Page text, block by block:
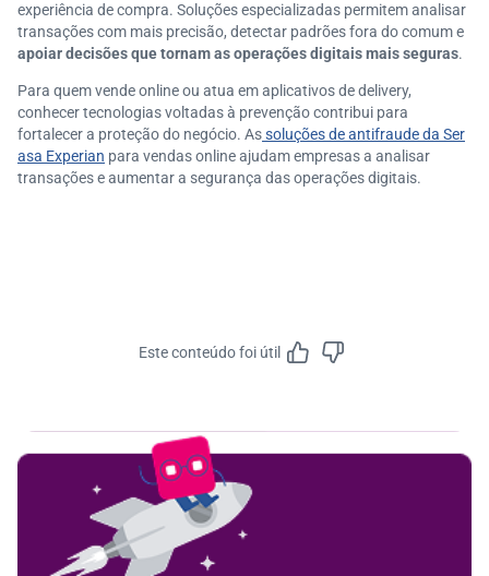
experiência de compra. Soluções especializadas permitem analisar
transações com mais precisão, detectar padrões fora do comum e
apoiar decisões que tornam as operações digitais mais seguras.
Para quem vende online ou atua em aplicativos de delivery,
conhecer tecnologias voltadas à prevenção contribui para
fortalecer a proteção do negócio. Assoluções de antifraude da Ser
asa Experian para vendas online ajudam empresas a analisar
transações e aumentar a segurança das operações digitais.
Este conteúdo foi útil